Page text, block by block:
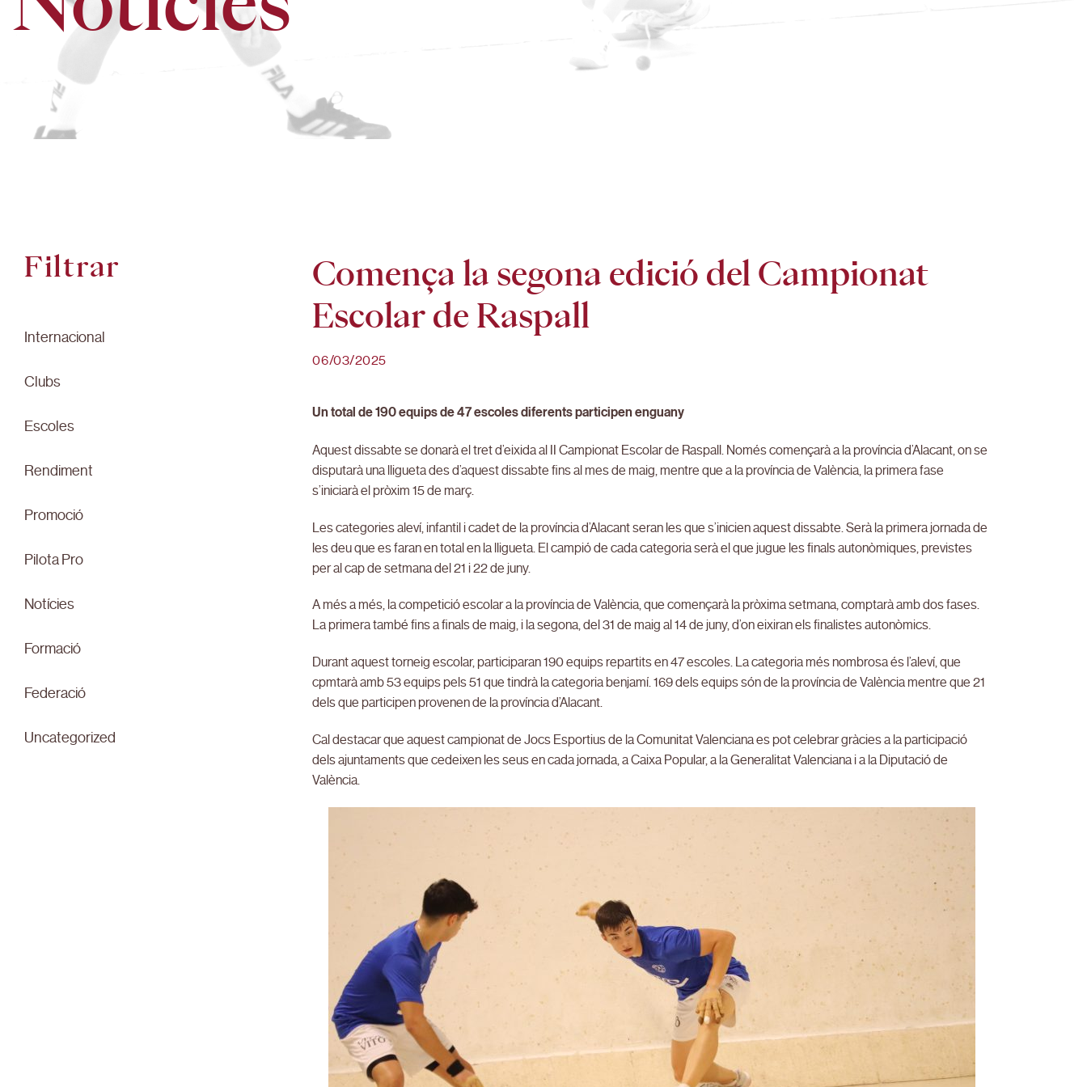
Filtrar
Internacional
Clubs
Escoles
Rendiment
Promoció
Pilota Pro
Notícies
Formació
Federació
Uncategorized
Comença la segona edició del Campionat
Escolar de Raspall
06/03/2025
Un total de 190 equips de 47 escoles diferents participen enguany
Aquest dissabte se donarà el tret d’eixida al II Campionat Escolar de Raspall. Només començarà a la província d’Alacant, on se
disputarà una lligueta des d’aquest dissabte fins al mes de maig, mentre que a la província de València, la primera fase
s’iniciarà el pròxim 15 de març.
Les categories aleví, infantil i cadet de la província d’Alacant seran les que s’inicien aquest dissabte. Serà la primera jornada de
les deu que es faran en total en la lligueta. El campió de cada categoria serà el que jugue les finals autonòmiques, previstes
per al cap de setmana del 21 i 22 de juny.
A més a més, la competició escolar a la província de València, que començarà la pròxima setmana, comptarà amb dos fases.
La primera també fins a finals de maig, i la segona, del 31 de maig al 14 de juny, d’on eixiran els finalistes autonòmics.
Durant aquest torneig escolar, participaran 190 equips repartits en 47 escoles. La categoria més nombrosa és l’aleví, que
cpmtarà amb 53 equips pels 51 que tindrà la categoria benjamí. 169 dels equips són de la província de València mentre que 21
dels que participen provenen de la província d’Alacant.
Cal destacar que aquest campionat de Jocs Esportius de la Comunitat Valenciana es pot celebrar gràcies a la participació
dels ajuntaments que cedeixen les seus en cada jornada, a Caixa Popular, a la Generalitat Valenciana i a la Diputació de
València.